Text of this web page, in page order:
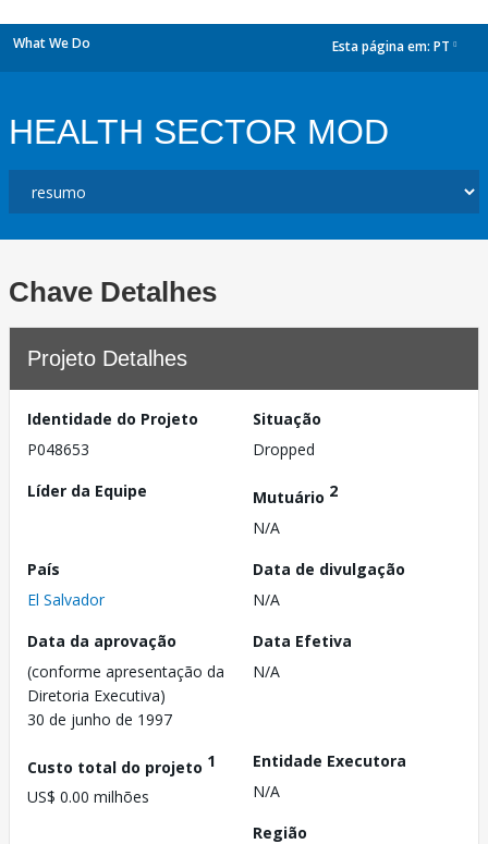
What We Do Esta página em: PT
HEALTH SECTOR MOD
Chave Detalhes
Projeto Detalhes
Identidade do Projeto
P048653
Situação
Dropped
Líder da Equipe
Mutuário 2
N/A
País
El Salvador
Data de divulgação
N/A
Data da aprovação
(conforme apresentação da
Diretoria Executiva)
30 de junho de 1997
Data Efetiva
N/A
Custo total do projeto 1
US$ 0.00 milhões
Entidade Executora
N/A
Região